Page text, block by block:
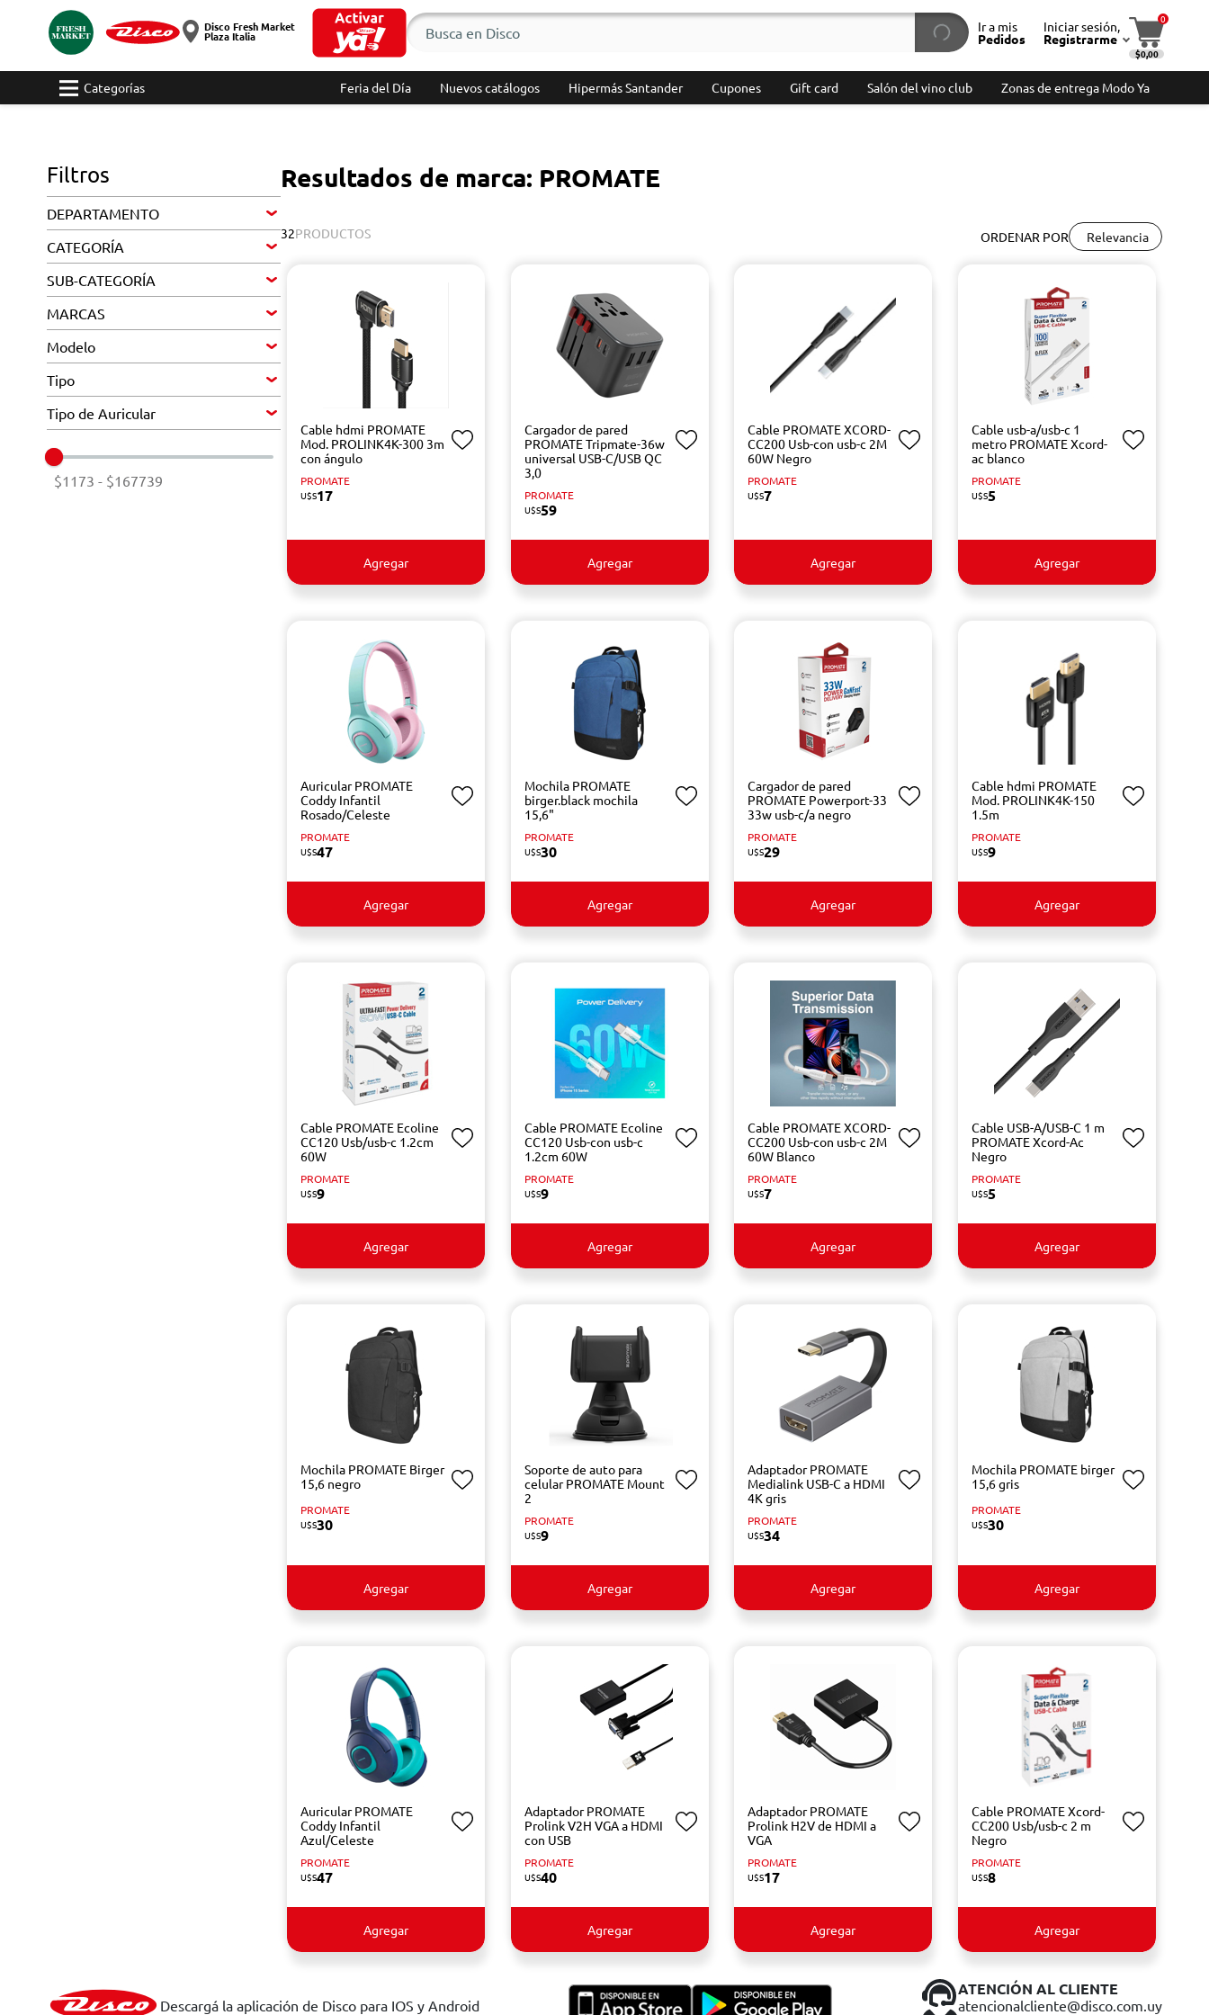
Disco Fresh Market
Plaza Italia
Ir a mis
Pedidos
Iniciar sesión,
Registrarme
0
$0,00
Categorías Feria del Día Nuevos catálogos Hipermás Santander Cupones Gift card Salón del vino club Zonas de entrega Modo Ya
Filtros
DEPARTAMENTO
CATEGORÍA
SUB-CATEGORÍA
MARCAS
Modelo
Tipo
Tipo de Auricular
$1173 - $167739
Resultados de marca: PROMATE
ORDENAR POR Relevancia
32PRODUCTOS
Cable hdmi PROMATE
Mod. PROLINK4K-300 3m
con ángulo
PROMATE
U$S17
Agregar
Cargador de pared
PROMATE Tripmate-36w
universal USB-C/USB QC
3,0
PROMATE
U$S59
Agregar
Cable PROMATE XCORD-
CC200 Usb-con usb-c 2M
60W Negro
PROMATE
U$S7
Agregar
Cable usb-a/usb-c 1
metro PROMATE Xcord-
ac blanco
PROMATE
U$S5
Agregar
Auricular PROMATE
Coddy Infantil
Rosado/Celeste
PROMATE
U$S47
Agregar
Mochila PROMATE
birger.black mochila
15,6"
PROMATE
U$S30
Agregar
Cargador de pared
PROMATE Powerport-33
33w usb-c/a negro
PROMATE
U$S29
Agregar
Cable hdmi PROMATE
Mod. PROLINK4K-150
1.5m
PROMATE
U$S9
Agregar
Cable PROMATE Ecoline
CC120 Usb/usb-c 1.2cm
60W
PROMATE
U$S9
Agregar
Cable PROMATE Ecoline
CC120 Usb-con usb-c
1.2cm 60W
PROMATE
U$S9
Agregar
Cable PROMATE XCORD-
CC200 Usb-con usb-c 2M
60W Blanco
PROMATE
U$S7
Agregar
Cable USB-A/USB-C 1 m
PROMATE Xcord-Ac
Negro
PROMATE
U$S5
Agregar
Mochila PROMATE Birger
15,6 negro
PROMATE
U$S30
Agregar
Soporte de auto para
celular PROMATE Mount
2
PROMATE
U$S9
Agregar
Adaptador PROMATE
Medialink USB-C a HDMI
4K gris
PROMATE
U$S34
Agregar
Mochila PROMATE birger
15,6 gris
PROMATE
U$S30
Agregar
Auricular PROMATE
Coddy Infantil
Azul/Celeste
PROMATE
U$S47
Agregar
Adaptador PROMATE
Prolink V2H VGA a HDMI
con USB
PROMATE
U$S40
Agregar
Adaptador PROMATE
Prolink H2V de HDMI a
VGA
PROMATE
U$S17
Agregar
Cable PROMATE Xcord-
CC200 Usb/usb-c 2 m
Negro
PROMATE
U$S8
Agregar
Descargá la aplicación de Disco para IOS y Android
ATENCIÓN AL CLIENTE
atencionalcliente@disco.com.uy